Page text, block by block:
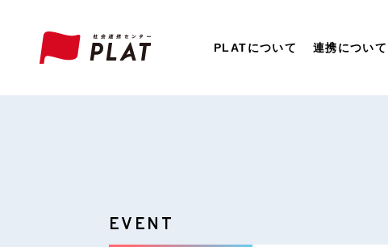
PLATについて 連携について
EVENT